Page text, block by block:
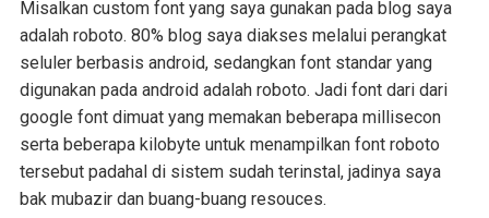
Misalkan custom font yang saya gunakan pada blog saya
adalah roboto. 80% blog saya diakses melalui perangkat
seluler berbasis android, sedangkan font standar yang
digunakan pada android adalah roboto. Jadi font dari dari
google font dimuat yang memakan beberapa millisecon
serta beberapa kilobyte untuk menampilkan font roboto
tersebut padahal di sistem sudah terinstal, jadinya saya
bak mubazir dan buang-buang resouces.